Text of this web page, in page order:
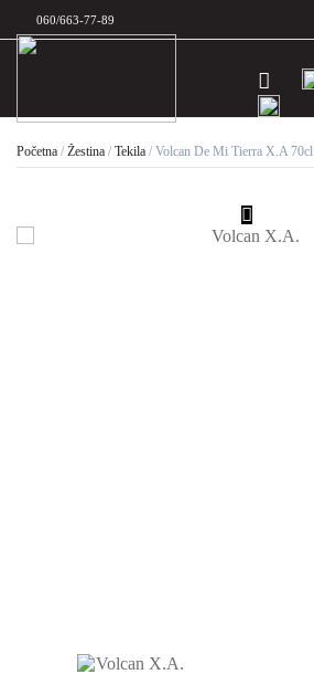
060/663-77-89
Početna / Žestina / Tekila / Volcan De Mi Tierra X.A 70cl